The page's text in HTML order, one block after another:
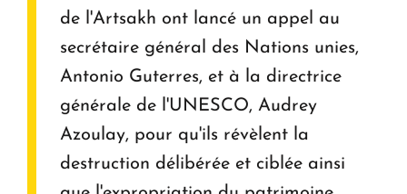
de l'Artsakh ont lancé un appel au
secrétaire général des Nations unies,
Antonio Guterres, et à la directrice
générale de l'UNESCO, Audrey
Azoulay, pour qu'ils révèlent la
destruction délibérée et ciblée ainsi